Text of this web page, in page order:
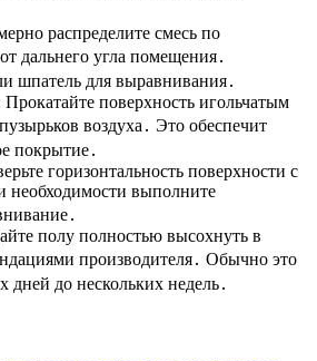
распределите смесь по
дальнего угла помещения․
шпатель для выравнивания․
поверхность игольчатым
воздуха․ Это обеспечит
покрытие․
горизонтальность поверхности с
выполните
полу полностью высохнуть в
производителя․ Обычно это
дней до нескольких недель․